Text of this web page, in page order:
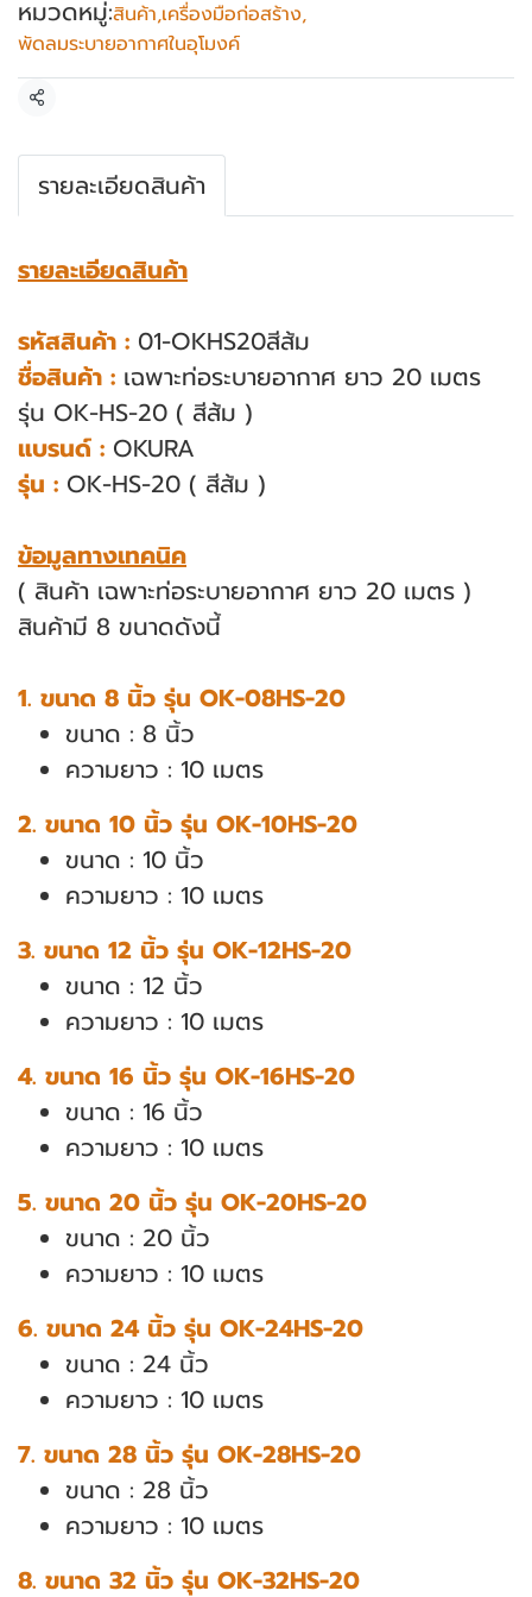
หมวดหมู่:สินค้า,เครื่องมือก่อสร้าง,
พัดลมระบายอากาศในอุโมงค์
แชร์
รายละเอียดสินค้า
รายละเอียดสินค้า
รหัสสินค้า : 01-OKHS20สีส้ม
ชื่อสินค้า : เฉพาะท่อระบายอากาศ ยาว 20 เมตร
รุ่น OK-HS-20 ( สีส้ม )
แบรนด์ : OKURA
รุ่น : OK-HS-20 ( สีส้ม )
ข้อมูลทางเทคนิค
( สินค้า เฉพาะท่อระบายอากาศ ยาว 20 เมตร )
สินค้ามี 8 ขนาดดังนี้
1. ขนาด 8 นิ้ว รุ่น OK-08HS-20
ขนาด : 8 นิ้ว
ความยาว : 10 เมตร
2. ขนาด 10 นิ้ว รุ่น OK-10HS-20
ขนาด : 10 นิ้ว
ความยาว : 10 เมตร
3. ขนาด 12 นิ้ว รุ่น OK-12HS-20
ขนาด : 12 นิ้ว
ความยาว : 10 เมตร
4. ขนาด 16 นิ้ว รุ่น OK-16HS-20
ขนาด : 16 นิ้ว
ความยาว : 10 เมตร
5. ขนาด 20 นิ้ว รุ่น OK-20HS-20
ขนาด : 20 นิ้ว
ความยาว : 10 เมตร
6. ขนาด 24 นิ้ว รุ่น OK-24HS-20
ขนาด : 24 นิ้ว
ความยาว : 10 เมตร
7. ขนาด 28 นิ้ว รุ่น OK-28HS-20
ขนาด : 28 นิ้ว
ความยาว : 10 เมตร
8. ขนาด 32 นิ้ว รุ่น OK-32HS-20